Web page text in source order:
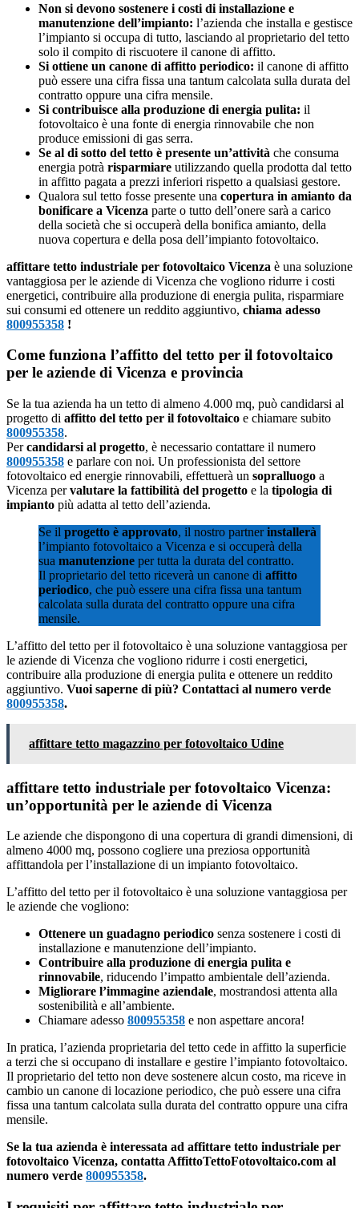
Non si devono sostenere i costi di installazione e
manutenzione dell’impianto: l’azienda che installa e gestisce
l’impianto si occupa di tutto, lasciando al proprietario del tetto
solo il compito di riscuotere il canone di affitto.
Si ottiene un canone di affitto periodico: il canone di affitto
può essere una cifra fissa una tantum calcolata sulla durata del
contratto oppure una cifra mensile.
Si contribuisce alla produzione di energia pulita: il
fotovoltaico è una fonte di energia rinnovabile che non
produce emissioni di gas serra.
Se al di sotto del tetto è presente un’attività che consuma
energia potrà risparmiare utilizzando quella prodotta dal tetto
in affitto pagata a prezzi inferiori rispetto a qualsiasi gestore.
Qualora sul tetto fosse presente una copertura in amianto da
bonificare a Vicenza parte o tutto dell’onere sarà a carico
della società che si occuperà della bonifica amianto, della
nuova copertura e della posa dell’impianto fotovoltaico.
affittare tetto industriale per fotovoltaico Vicenza è una soluzione
vantaggiosa per le aziende di Vicenza che vogliono ridurre i costi
energetici, contribuire alla produzione di energia pulita, risparmiare
sui consumi ed ottenere un reddito aggiuntivo, chiama adesso
800955358 !
Come funziona l’affitto del tetto per il fotovoltaico
per le aziende di Vicenza e provincia
Se la tua azienda ha un tetto di almeno 4.000 mq, può candidarsi al
progetto di affitto del tetto per il fotovoltaico e chiamare subito
800955358.
Percandidarsi al progetto, è necessario contattare il numero
800955358 e parlare con noi. Un professionista del settore
fotovoltaico ed energie rinnovabili, effettuerà un sopralluogo a
Vicenza pervalutare la fattibilità del progetto e la tipologia di
impianto più adatta al tetto dell’azienda.
Se il progetto è approvato, il nostro partnerinstallerà
l’impianto fotovoltaico a Vicenza e si occuperà della
sua manutenzione per tutta la durata del contratto.
Il proprietario del tetto riceverà un canone di affitto
periodico, che può essere una cifra fissa una tantum
calcolata sulla durata del contratto oppure una cifra
mensile.
L’affitto del tetto per il fotovoltaico è una soluzione vantaggiosa per
le aziende di Vicenza che vogliono ridurre i costi energetici,
contribuire alla produzione di energia pulita e ottenere un reddito
aggiuntivo. Vuoi saperne di più? Contattaci al numero verde
800955358.
affittare tetto magazzino per fotovoltaico Udine
affittare tetto industriale per fotovoltaico Vicenza:
un’opportunità per le aziende di Vicenza
Le aziende che dispongono di una copertura di grandi dimensioni, di
almeno 4000 mq, possono cogliere una preziosa opportunità
affittandola per l’installazione di un impianto fotovoltaico.
L’affitto del tetto per il fotovoltaico è una soluzione vantaggiosa per
le aziende che vogliono:
Ottenere un guadagno periodico senza sostenere i costi di
installazione e manutenzione dell’impianto.
Contribuire alla produzione di energia pulita e
rinnovabile, riducendo l’impatto ambientale dell’azienda.
Migliorare l’immagine aziendale, mostrandosi attenta alla
sostenibilità e all’ambiente.
Chiamare adesso 800955358 e non aspettare ancora!
In pratica, l’azienda proprietaria del tetto cede in affitto la superficie
a terzi che si occupano di installare e gestire l’impianto fotovoltaico.
Il proprietario del tetto non deve sostenere alcun costo, ma riceve in
cambio un canone di locazione periodico, che può essere una cifra
fissa una tantum calcolata sulla durata del contratto oppure una cifra
mensile.
Se la tua azienda è interessata ad affittare tetto industriale per
fotovoltaico Vicenza, contatta AffittoTettoFotovoltaico.com al
numero verde 800955358.